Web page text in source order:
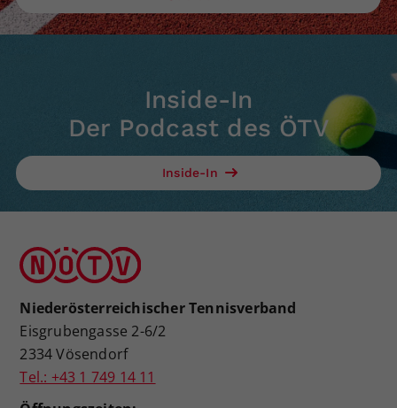
Inside-In
Der Podcast des ÖTV
Inside-In
Niederösterreichischer Tennisverband
Eisgrubengasse 2-6/2
2334 Vösendorf
Tel.: +43 1 749 14 11